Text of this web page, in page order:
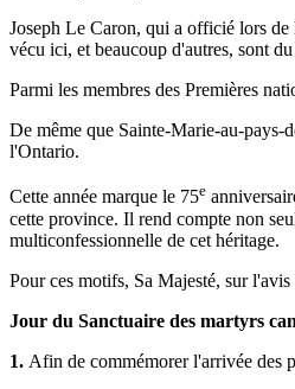
Joseph Le Caron, qui a officié lors
vécu ici, et beaucoup d'autres, sont
Parmi les membres des Premières
De même que Sainte-Marie-au-pays-
l'Ontario.
Cette année marque le 75e
cette province. Il rend compte non
multiconfessionnelle de cet héritage.
Pour ces motifs, Sa Majesté, sur
Jour du Sanctuaire des martyrs
1. Afin de commémorer l'arrivée des